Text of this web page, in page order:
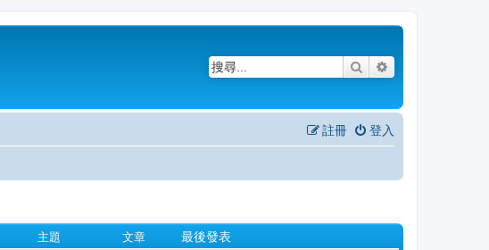
搜尋
登入
註冊
主題 文章 最後發表